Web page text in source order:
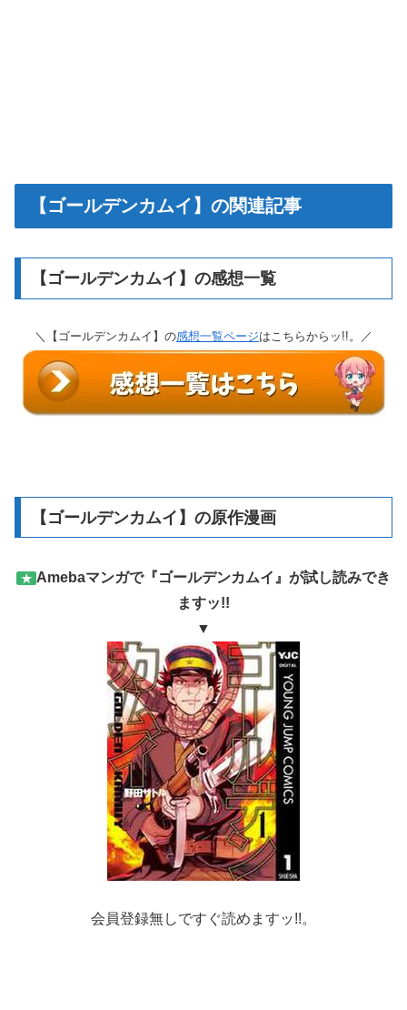
【ゴールデンカムイ】の関連記事
【ゴールデンカムイ】の感想一覧
＼【ゴールデンカムイ】の感想一覧ページはこちらからッ!!。／
【ゴールデンカムイ】の原作漫画
★ Amebaマンガで『ゴールデンカムイ』が試し読みでき
ますッ!!
▼
会員登録無しですぐ読めますッ!!。